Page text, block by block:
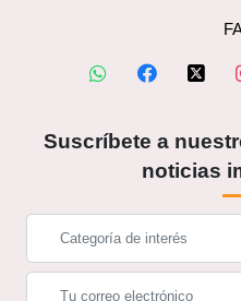
Suscríbete a
noticias